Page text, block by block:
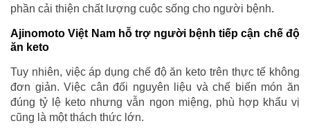
phần cải thiện chất lượng cuộc sống cho người bệnh.
Ajinomoto Việt Nam hỗ trợ người bệnh tiếp cận chế độ
ăn keto
Tuy nhiên, việc áp dụng chế độ ăn keto trên thực tế không
đơn giản. Việc cân đối nguyên liệu và chế biến món ăn
đúng tỷ lệ keto nhưng vẫn ngon miệng, phù hợp khẩu vị
cũng là một thách thức lớn.